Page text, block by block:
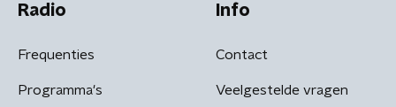
Radio
Frequenties
Programma's
Info
Contact
Veelgestelde vragen